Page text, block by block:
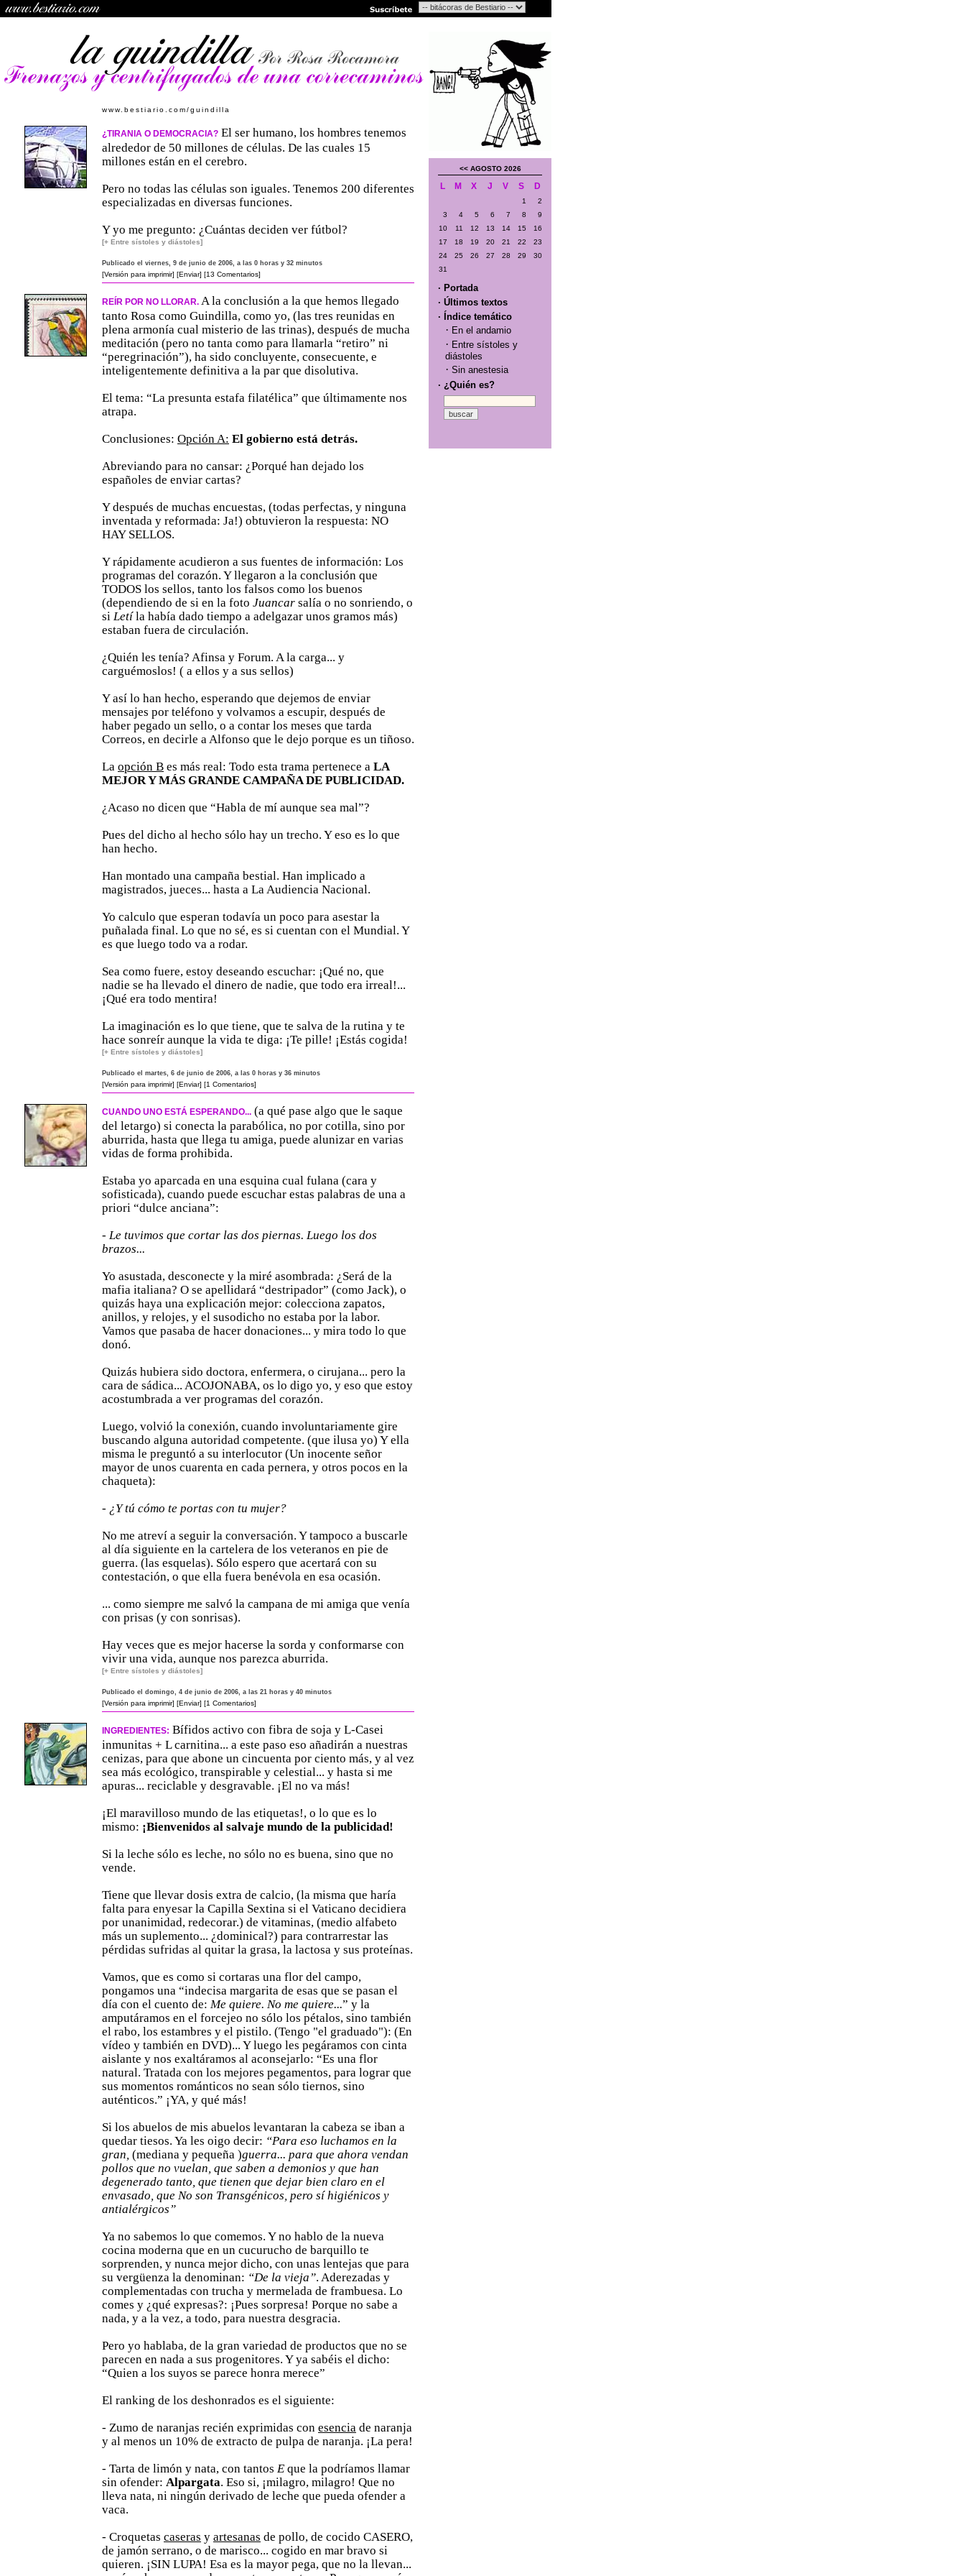
www.bestiario.com/guindilla
¿TIRANIA O DEMOCRACIA? El ser humano, los hombres tenemos
alrededor de 50 millones de células. De las cuales 15
millones están en el cerebro.
Pero no todas las células son iguales. Tenemos 200 diferentes
especializadas en diversas funciones.
Y yo me pregunto: ¿Cuántas deciden ver fútbol?
[+ Entre sístoles y diástoles]
Publicado el viernes, 9 de junio de 2006, a las 0 horas y 32 minutos
[Versión para imprimir] [Enviar] [13 Comentarios]
REÍR POR NO LLORAR. A la conclusión a la que hemos llegado
tanto Rosa como Guindilla, como yo, (las tres reunidas en
plena armonía cual misterio de las trinas), después de mucha
meditación (pero no tanta como para llamarla “retiro” ni
“peregrinación”), ha sido concluyente, consecuente, e
inteligentemente definitiva a la par que disolutiva.
El tema: “La presunta estafa filatélica” que últimamente nos
atrapa.
Conclusiones: Opción A: El gobierno está detrás.
Abreviando para no cansar: ¿Porqué han dejado los
españoles de enviar cartas?
Y después de muchas encuestas, (todas perfectas, y ninguna
inventada y reformada: Ja!) obtuvieron la respuesta: NO
HAY SELLOS.
Y rápidamente acudieron a sus fuentes de información: Los
programas del corazón. Y llegaron a la conclusión que
TODOS los sellos, tanto los falsos como los buenos
(dependiendo de si en la foto Juancar salía o no sonriendo, o
si Letíla había dado tiempo a adelgazar unos gramos más)
estaban fuera de circulación.
¿Quién les tenía? Afinsa y Forum. A la carga... y
carguémoslos! ( a ellos y a sus sellos)
Y así lo han hecho, esperando que dejemos de enviar
mensajes por teléfono y volvamos a escupir, después de
haber pegado un sello, o a contar los meses que tarda
Correos, en decirle a Alfonso que le dejo porque es un tiñoso.
La opción B es más real: Todo esta trama pertenece a LA
MEJOR Y MÁS GRANDE CAMPAÑA DE PUBLICIDAD.
¿Acaso no dicen que “Habla de mí aunque sea mal”?
Pues del dicho al hecho sólo hay un trecho. Y eso es lo que
han hecho.
Han montado una campaña bestial. Han implicado a
magistrados, jueces... hasta a La Audiencia Nacional.
Yo calculo que esperan todavía un poco para asestar la
puñalada final. Lo que no sé, es si cuentan con el Mundial. Y
es que luego todo va a rodar.
Sea como fuere, estoy deseando escuchar: ¡Qué no, que
nadie se ha llevado el dinero de nadie, que todo era irreal!...
¡Qué era todo mentira!
La imaginación es lo que tiene, que te salva de la rutina y te
hace sonreír aunque la vida te diga: ¡Te pille! ¡Estás cogida!
[+ Entre sístoles y diástoles]
Publicado el martes, 6 de junio de 2006, a las 0 horas y 36 minutos
[Versión para imprimir] [Enviar] [1 Comentarios]
CUANDO UNO ESTÁ ESPERANDO... (a qué pase algo que le saque
del letargo) si conecta la parabólica, no por cotilla, sino por
aburrida, hasta que llega tu amiga, puede alunizar en varias
vidas de forma prohibida.
Estaba yo aparcada en una esquina cual fulana (cara y
sofisticada), cuando puede escuchar estas palabras de una a
priori “dulce anciana”:
- Le tuvimos que cortar las dos piernas. Luego los dos
brazos...
Yo asustada, desconecte y la miré asombrada: ¿Será de la
mafia italiana? O se apellidará “destripador” (como Jack), o
quizás haya una explicación mejor: colecciona zapatos,
anillos, y relojes, y el susodicho no estaba por la labor.
Vamos que pasaba de hacer donaciones... y mira todo lo que
donó.
Quizás hubiera sido doctora, enfermera, o cirujana... pero la
cara de sádica... ACOJONABA, os lo digo yo, y eso que estoy
acostumbrada a ver programas del corazón.
Luego, volvió la conexión, cuando involuntariamente gire
buscando alguna autoridad competente. (que ilusa yo) Y ella
misma le preguntó a su interlocutor (Un inocente señor
mayor de unos cuarenta en cada pernera, y otros pocos en la
chaqueta):
- ¿Y tú cómo te portas con tu mujer?
No me atreví a seguir la conversación. Y tampoco a buscarle
al día siguiente en la cartelera de los veteranos en pie de
guerra. (las esquelas). Sólo espero que acertará con su
contestación, o que ella fuera benévola en esa ocasión.
... como siempre me salvó la campana de mi amiga que venía
con prisas (y con sonrisas).
Hay veces que es mejor hacerse la sorda y conformarse con
vivir una vida, aunque nos parezca aburrida.
[+ Entre sístoles y diástoles]
Publicado el domingo, 4 de junio de 2006, a las 21 horas y 40 minutos
[Versión para imprimir] [Enviar] [1 Comentarios]
INGREDIENTES: Bífidos activo con fibra de soja y L-Casei
inmunitas + L carnitina... a este paso eso añadirán a nuestras
cenizas, para que abone un cincuenta por ciento más, y al vez
sea más ecológico, transpirable y celestial... y hasta si me
apuras... reciclable y desgravable. ¡El no va más!
¡El maravilloso mundo de las etiquetas!, o lo que es lo
mismo: ¡Bienvenidos al salvaje mundo de la publicidad!
Si la leche sólo es leche, no sólo no es buena, sino que no
vende.
Tiene que llevar dosis extra de calcio, (la misma que haría
falta para enyesar la Capilla Sextina si el Vaticano decidiera
por unanimidad, redecorar.) de vitaminas, (medio alfabeto
más un suplemento... ¿dominical?) para contrarrestar las
pérdidas sufridas al quitar la grasa, la lactosa y sus proteínas.
Vamos, que es como si cortaras una flor del campo,
pongamos una “indecisa margarita de esas que se pasan el
día con el cuento de: Me quiere. No me quiere...” y la
amputáramos en el forcejeo no sólo los pétalos, sino también
el rabo, los estambres y el pistilo. (Tengo "el graduado"): (En
vídeo y también en DVD)... Y luego les pegáramos con cinta
aislante y nos exaltáramos al aconsejarlo: “Es una flor
natural. Tratada con los mejores pegamentos, para lograr que
sus momentos románticos no sean sólo tiernos, sino
auténticos.” ¡YA, y qué más!
Si los abuelos de mis abuelos levantaran la cabeza se iban a
quedar tiesos. Ya les oigo decir: “Para eso luchamos en la
gran, (mediana y pequeña )guerra... para que ahora vendan
pollos que no vuelan, que saben a demonios y que han
degenerado tanto, que tienen que dejar bien claro en el
envasado, que No son Transgénicos, pero sí higiénicos y
antialérgicos”
Ya no sabemos lo que comemos. Y no hablo de la nueva
cocina moderna que en un cucurucho de barquillo te
sorprenden, y nunca mejor dicho, con unas lentejas que para
su vergüenza la denominan: “De la vieja”. Aderezadas y
complementadas con trucha y mermelada de frambuesa. Lo
comes y ¿qué expresas?: ¡Pues sorpresa! Porque no sabe a
nada, y a la vez, a todo, para nuestra desgracia.
Pero yo hablaba, de la gran variedad de productos que no se
parecen en nada a sus progenitores. Y ya sabéis el dicho:
“Quien a los suyos se parece honra merece”
El ranking de los deshonrados es el siguiente:
- Zumo de naranjas recién exprimidas con esencia de naranja
y al menos un 10% de extracto de pulpa de naranja. ¡La pera!
- Tarta de limón y nata, con tantos E que la podríamos llamar
sin ofender: Alpargata. Eso si, ¡milagro, milagro! Que no
lleva nata, ni ningún derivado de leche que pueda ofender a
vaca.
- Croquetas caseras y artesanas de pollo, de cocido CASERO,
de jamón serrano, o de marisco... cogido en mar bravo si
quieren. ¡SIN LUPA! Esa es la mayor pega, que no la llevan...
<< AGOSTO 2026
L M X J V S D
1
2
3
4 5 6 7 8
9
10
11 12 13 14 15
16
17
18 19 20 21 22
23
24
25 26 27 28 29
30
31
· Portada
· Últimos textos
· Índice temático
· En el andamio
· Entre sístoles y
diástoles
· Sin anestesia
· ¿Quién es?